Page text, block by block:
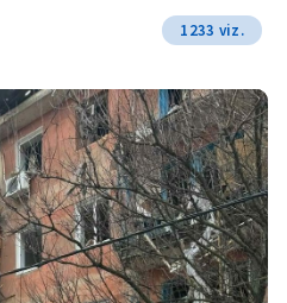
1233 viz.